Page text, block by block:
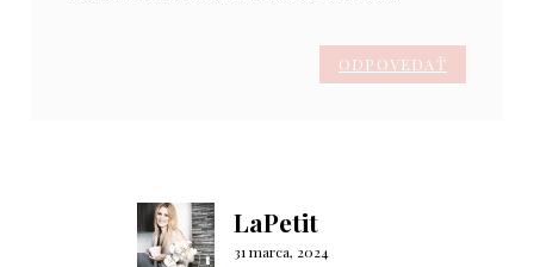
ODPOVEDAŤ
LaPetit
31 marca, 2024